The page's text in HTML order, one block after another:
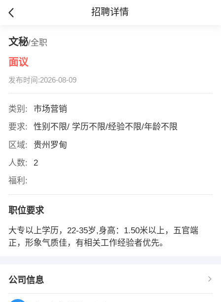
招聘详情
文秘/全职
面议
发布时间:2026-08-09
类别:
市场营销
要求:
性别不限/ 学历不限/经验不限/年龄不限
区域:
贵州罗甸
人数:
2
福利:
职位要求
大专以上学历，22-35岁,身高：1.50米以上，五官端
正，形象气质佳，有相关工作经验者优先。
公司信息